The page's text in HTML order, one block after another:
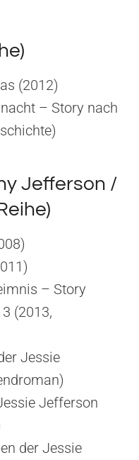
(2012)
– Story nach
Jefferson /
– Story
(2013,
Jessie
Jefferson
der Jessie